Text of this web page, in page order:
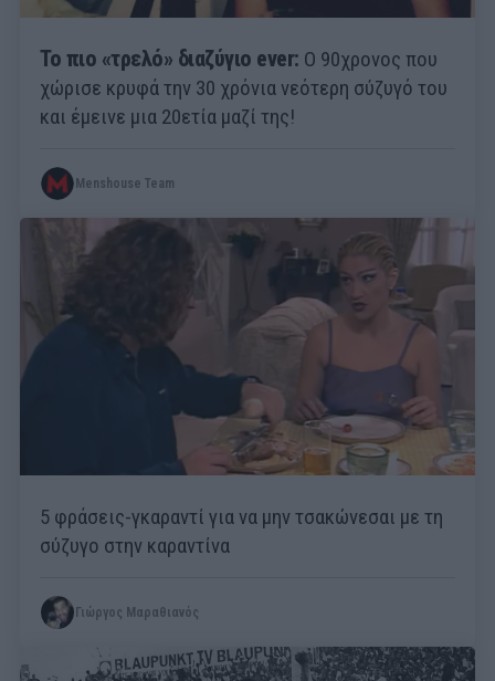
Το πιο «τρελό» διαζύγιο ever: Ο 90χρονος που
χώρισε κρυφά την 30 χρόνια νεότερη σύζυγό του
και έμεινε μια 20ετία μαζί της!
Menshouse Team
5 φράσεις-γκαραντί για να μην τσακώνεσαι με τη
σύζυγο στην καραντίνα
Γιώργος Μαραθιανός